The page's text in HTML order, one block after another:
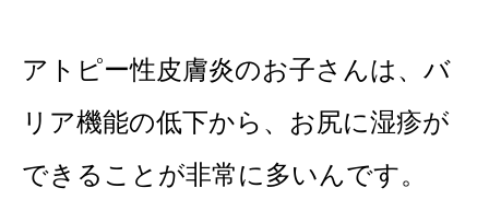
アトピー性皮膚炎のお子さんは、バ
リア機能の低下から、お尻に湿疹が
できることが非常に多いんです。